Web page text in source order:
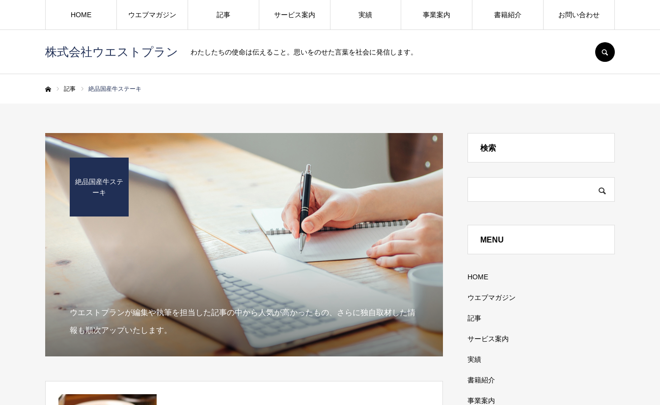
株式会社ウエストプラン わたしたちの使命は伝えること。思いをのせた言葉を社会に発信します。
HOME ウエブマガジン 記事 サービス案内 実績 事業案内 書籍紹介 お問い合わせ
記事 絶品国産牛ステーキ
絶品国産牛ステ
ーキ
ウエストプランが編集や執筆を担当した記事の中から人気が高かったもの、さらに独自取材した情
報も順次アップいたします。
検索
MENU
HOME
ウエブマガジン
記事
サービス案内
実績
書籍紹介
事業案内